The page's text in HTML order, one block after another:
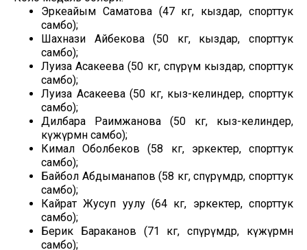
Эркеайым Саматова (47 кг, кыздар, спорттук
самбо);
Шахнази Айбекова (50 кг, кыздар, спорттук
самбо);
Луиза Асакеева (50 кг, өспүрүм кыздар, спорттук
самбо);
Луиза Асакеева (50 кг, кыз-келиндер, спорттук
самбо);
Дилбара Раимжанова (50 кг, кыз-келиндер,
күжүрмөн самбо);
Кимал Оболбеков (58 кг, эркектер, спорттук
самбо);
Байбол Абдыманапов (58 кг, өспүрүмдөр, спорттук
самбо);
Кайрат Жусуп уулу (64 кг, эркектер, спорттук
самбо);
Берик Бараканов (71 кг, өспүрүмдөр, күжүрмөн
самбо);